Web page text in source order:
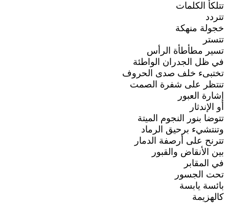
تتلكأ الكلمات
تتردد
خجولة منهكة
تتستر
تسير مطأطأة الرأس
في ظل الجدران الواطئة
تختبىء خلف صدى الحروف
تنتظر على شفرة الصمت
إشارة العبور
أو الإندثار
تتوضا بنور النجوم الميتة
وتنتشيء برحيق الرماد
تترنح على أرصفة الدمار
بين الأنقاض والقبور
في المقابر
تحت الجسور
بائسة يابسة
كالهزيمة